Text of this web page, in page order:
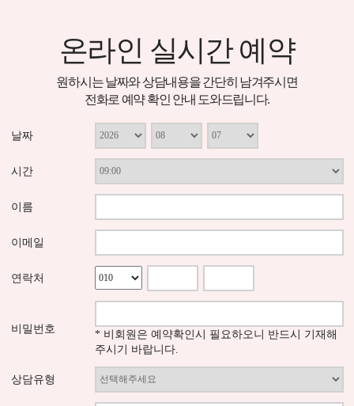
온라인 실시간 예약
원하시는 날짜와 상담내용을 간단히 남겨주시면
전화로 예약 확인 안내 도와드립니다.
날짜
시간
이름
이메일
연락처
비밀번호
* 비회원은 예약확인시 필요하오니 반드시 기재해
주시기 바랍니다.
상담유형